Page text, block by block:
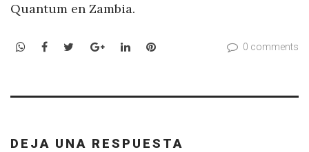
Quantum en Zambia.
WhatsApp
Facebook
TwitterGoogle+LinkedInPinterest 0 comments
DEJA UNA RESPUESTA